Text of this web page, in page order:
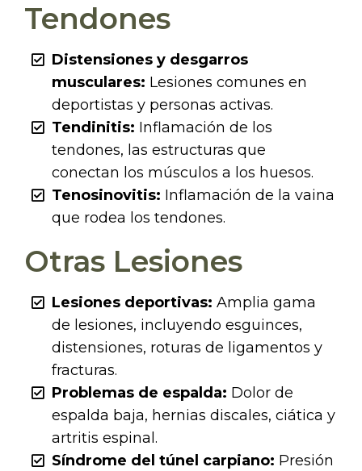
Tendones
Distensiones y desgarros
musculares: Lesiones comunes en
deportistas y personas activas.
Tendinitis: Inflamación de los
tendones, las estructuras que
conectan los músculos a los huesos.
Tenosinovitis: Inflamación de la vaina
que rodea los tendones.
Otras Lesiones
Lesiones deportivas: Amplia gama
de lesiones, incluyendo esguinces,
distensiones, roturas de ligamentos y
fracturas.
Problemas de espalda: Dolor de
espalda baja, hernias discales, ciática y
artritis espinal.
Síndrome del túnel carpiano: Presión